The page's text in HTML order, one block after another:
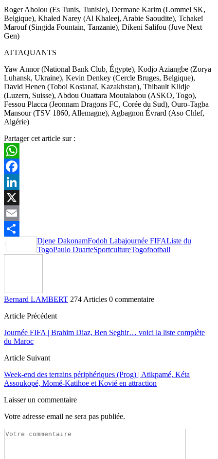
Roger Aholou (Es Tunis, Tunisie), Dermane Karim (Lommel SK,
Belgique), Khaled Narey (Al Khaleej, Arabie Saoudite), Tchakeï
Marouf (Singida Fountain, Tanzanie), Dikeni Salifou (Juve Next
Gen)
ATTAQUANTS
Yaw Annor (National Bank Club, Égypte), Kodjo Aziangbe (Zorya
Luhansk, Ukraine), Kevin Denkey (Cercle Bruges, Belgique),
David Henen (Tobol Kostanaï, Kazakhstan), Thibault Klidje
(Luzern, Suisse), Abdou Ouattara Moutalabou (ASKO, Togo),
Fessou Placca (Jeonnam Dragons FC, Corée du Sud), Ouro-Tagba
Mansour (TSV 1860, Allemagne), Agbagnon Évrard (Aso Chlef,
Algérie)
Partager cet article sur :
WhatsApp
Facebook
LinkedIn
X
Email
Partager
Djene DakonamFodoh Labajournée FIFAListe du
TogoPaulo DuarteSportcultureTogofootball
Bernard LAMBERT 274 Articles 0 commentaire
Article Précédent
Journée FIFA | Brahim Diaz, Ben Seghir… voici la liste complète
du Maroc
Article Suivant
Week-end des terrains périphériques (Prog) | Atikpamé, Kéta
Assoukopé, Momé-Katihoe et Kovié en attraction
Laisser un commentaire
Votre adresse email ne sera pas publiée.